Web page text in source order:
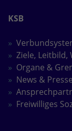
KSB
Ziele, Leitbild,
Organe &
News & Presse
Freiwilliges